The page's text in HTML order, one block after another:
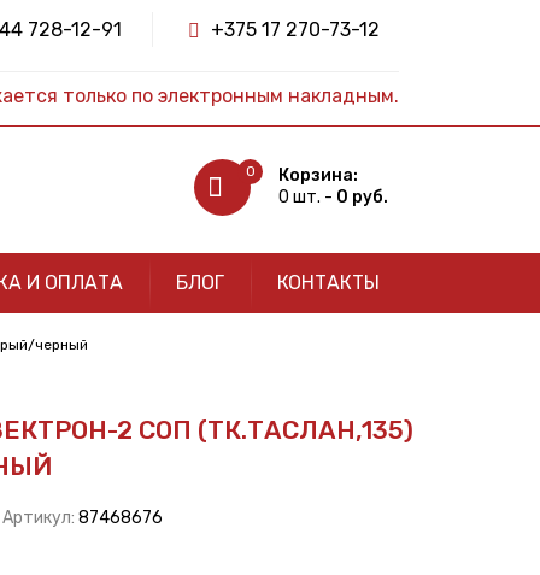
728-12-91 +375 17 270-73-12
только по электронным накладным.
0
Корзина:
0 шт. - 0 руб.
И ОПЛАТА БЛОГ КОНТАКТЫ
черный
2 СОП (ТК.ТАСЛАН,135)
| Артикул: 87468676